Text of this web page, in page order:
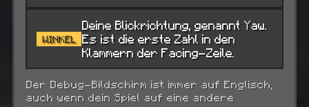
WINKEL
Deine Blickrichtung, genannt Yaw.
Es ist die erste Zahl in den
Klammern der Facing-Zeile.
Der Debug-Bildschirm ist immer auf Englisch,
auch wenn dein Spiel auf eine andere